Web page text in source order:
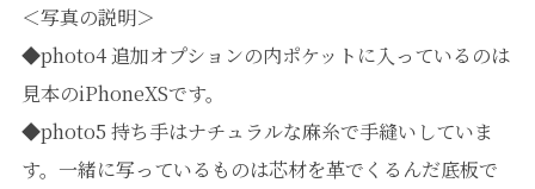
＜写真の説明＞
◆photo4 追加オプションの内ポケットに入っているのは
見本のiPhoneXSです。
◆photo5 持ち手はナチュラルな麻糸で手縫いしていま
す。一緒に写っているものは芯材を革でくるんだ底板で